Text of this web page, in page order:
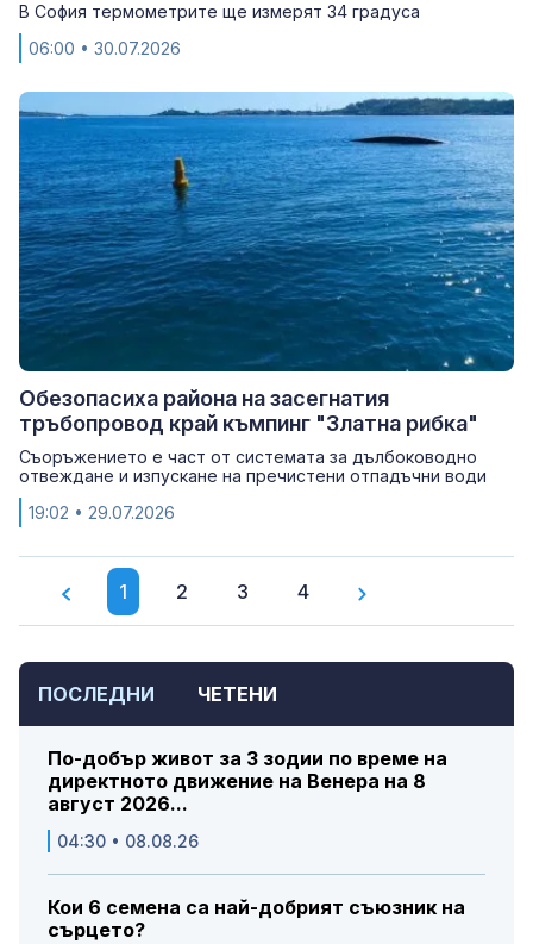
В София термометрите ще измерят 34 градуса
06:00 • 30.07.2026
Обезопасиха района на засегнатия
тръбопровод край къмпинг "Златна рибка"
Съоръжението е част от системата за дълбоководно
отвеждане и изпускане на пречистени отпадъчни води
19:02 • 29.07.2026
1 2 3 4
ПОСЛЕДНИ ЧЕТЕНИ
По-добър живот за 3 зодии по време на
директното движение на Венера на 8
август 2026...
04:30 • 08.08.26
Кои 6 семена са най-добрият съюзник на
сърцето?